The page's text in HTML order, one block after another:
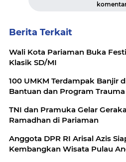
Berita Terkait
Wali Kota Pariaman Buka
Klasik SD/MI
100 UMKM Terdampak Banjir
Bantuan dan Program
TNI dan Pramuka Gelar
Ramadhan di Pariaman
Anggota DPR RI Arisal Azis
Kembangkan Wisata Pulau